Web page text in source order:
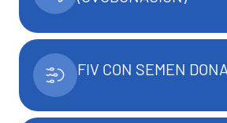
FIV CON SEMEN